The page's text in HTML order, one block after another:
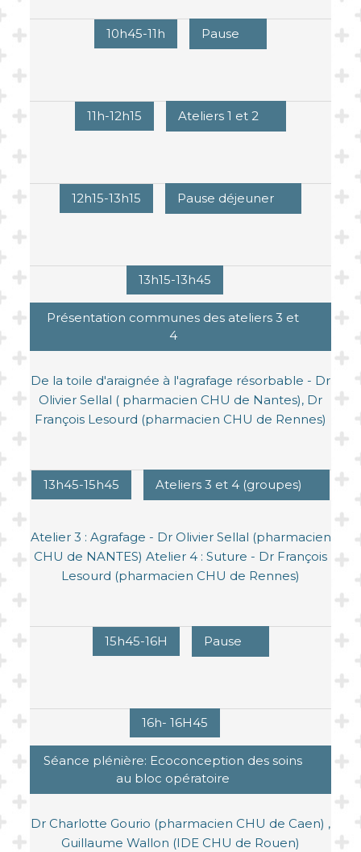
10h45-11h Pause
11h-12h15 Ateliers 1 et 2
12h15-13h15 Pause déjeuner
13h15-13h45
Présentation communes des ateliers 3 et
4
De la toile d'araignée à l'agrafage résorbable - Dr
Olivier Sellal ( pharmacien CHU de Nantes), Dr
François Lesourd (pharmacien CHU de Rennes)
13h45-15h45 Ateliers 3 et 4 (groupes)
Atelier 3 : Agrafage - Dr Olivier Sellal (pharmacien
CHU de NANTES) Atelier 4 : Suture - Dr François
Lesourd (pharmacien CHU de Rennes)
15h45-16H Pause
16h- 16H45
Séance plénière: Ecoconception des soins
au bloc opératoire
Dr Charlotte Gourio (pharmacien CHU de Caen) ,
Guillaume Wallon (IDE CHU de Rouen)